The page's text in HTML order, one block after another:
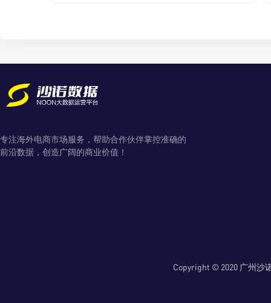
专注海外电商市场服务，帮助合作伙伴掌控准确的
前沿数据，创造广阔的商业价值！
Copyright © 2020 广州沙